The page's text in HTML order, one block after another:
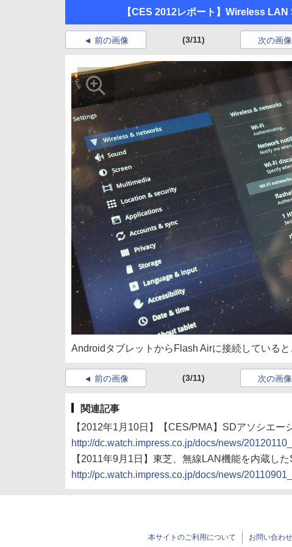
【CES 2012レポート】Wireless
前の画像 (3/11) 次の画像
AndroidタブレットからFlash Airに接続している
前の画像 (3/11) 次の画像
関連記事
【2012年1月10日】【CES/PMA】SDアソシエ
http://dc.watch.impress.co.jp/docs/news/
【2011年9月1日】東芝、無線LAN機能を内蔵し
http://pc.watch.impress.co.jp/docs/news/
本サイトのご利用について お問い合わせ